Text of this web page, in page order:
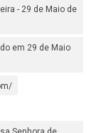
- 29 de Maio de
em 29 de Maio